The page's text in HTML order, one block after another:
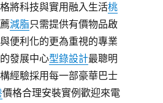
將科技與實用融入生活桃
減脂只需提供有價物品啟
便利化的更為重視的專業
發展中心型錄設計最聰明
經驗採用每一部豪華巴士
價格合理安裝實例歡迎來電